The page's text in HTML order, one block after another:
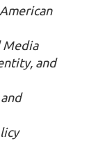
Media
and